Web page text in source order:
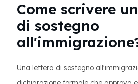
Come scrivere
di sostegno
Una lettera di sostegno